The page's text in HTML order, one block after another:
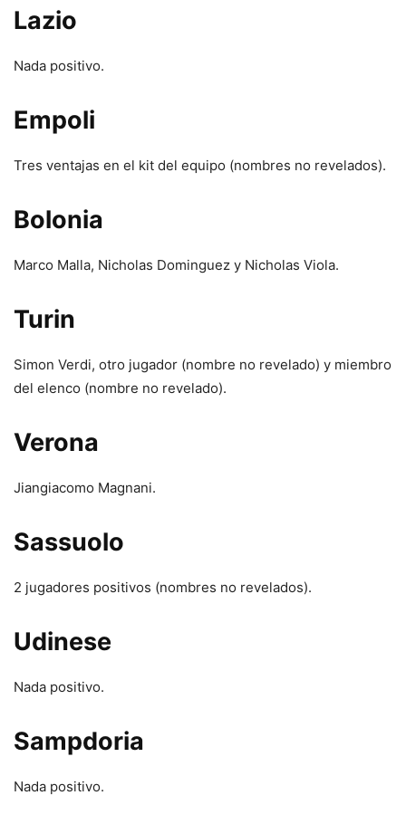
Lazio
Nada positivo.
Empoli
Tres ventajas en el kit del equipo (nombres no revelados).
Bolonia
Marco Malla, Nicholas Dominguez y Nicholas Viola.
Turin
Simon Verdi, otro jugador (nombre no revelado) y miembro
del elenco (nombre no revelado).
Verona
Jiangiacomo Magnani.
Sassuolo
2 jugadores positivos (nombres no revelados).
Udinese
Nada positivo.
Sampdoria
Nada positivo.